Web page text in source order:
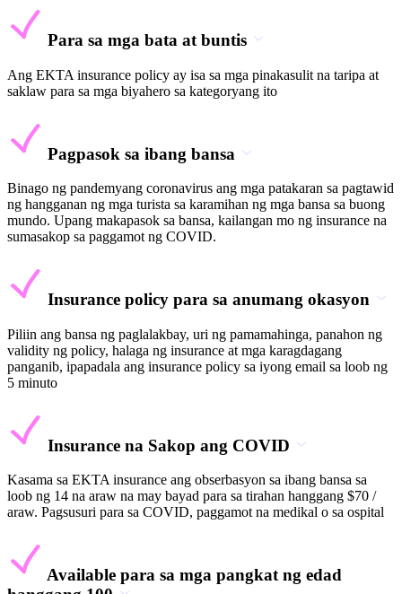
Para sa mga bata at buntis
Ang EKTA insurance policy ay isa sa mga pinakasulit na taripa at
saklaw para sa mga biyahero sa kategoryang ito
Pagpasok sa ibang bansa
Binago ng pandemyang coronavirus ang mga patakaran sa pagtawid
ng hangganan ng mga turista sa karamihan ng mga bansa sa buong
mundo. Upang makapasok sa bansa, kailangan mo ng insurance na
sumasakop sa paggamot ng COVID.
Insurance policy para sa anumang okasyon
Piliin ang bansa ng paglalakbay, uri ng pamamahinga, panahon ng
validity ng policy, halaga ng insurance at mga karagdagang
panganib, ipapadala ang insurance policy sa iyong email sa loob ng
5 minuto
Insurance na Sakop ang COVID
Kasama sa EKTA insurance ang obserbasyon sa ibang bansa sa
loob ng 14 na araw na may bayad para sa tirahan hanggang $70 /
araw. Pagsusuri para sa COVID, paggamot na medikal o sa ospital
Available para sa mga pangkat ng edad